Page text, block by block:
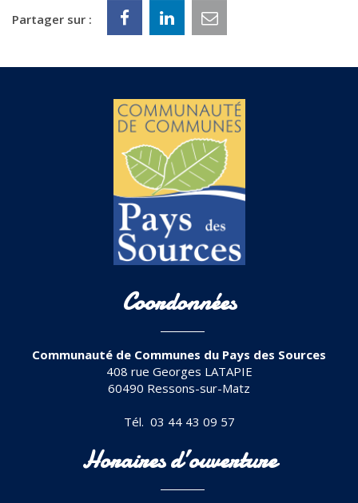
Partager sur :
Coordonnées
Communauté de Communes du Pays des Sources
408 rue Georges LATAPIE
60490 Ressons-sur-Matz
Tél. 03 44 43 09 57
Horaires d’ouverture